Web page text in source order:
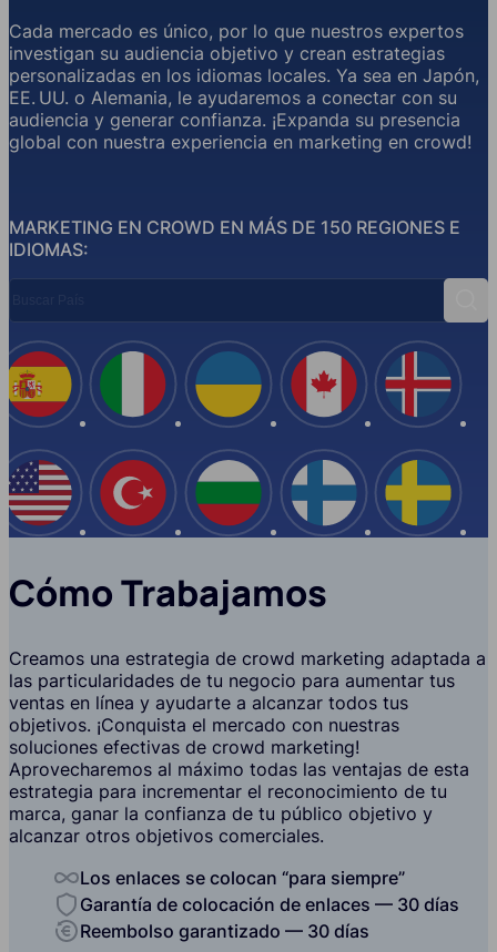
MARKETING EN CROWD EN MÁS DE 150 REGIONES E
IDIOMAS:
Cada mercado es único, por lo que nuestros expertos
investigan su audiencia objetivo y crean estrategias
personalizadas en los idiomas locales. Ya sea en Japón,
EE. UU. o Alemania, le ayudaremos a conectar con su
audiencia y generar confianza. ¡Expanda su presencia
global con nuestra experiencia en marketing en crowd!
España
EE.UU
Italia
Turquía
Ucrania
Bulgaria
Canadá
Finlandia Suecia
Cómo Trabajamos
Creamos una estrategia de crowd marketing adaptada a
las particularidades de tu negocio para aumentar tus
ventas en línea y ayudarte a alcanzar todos tus
objetivos. ¡Conquista el mercado con nuestras
soluciones efectivas de crowd marketing!
Aprovecharemos al máximo todas las ventajas de esta
estrategia para incrementar el reconocimiento de tu
marca, ganar la confianza de tu público objetivo y
alcanzar otros objetivos comerciales.
Los enlaces se colocan “para siempre”
Garantía de colocación de enlaces — 30 días
Reembolso garantizado — 30 días